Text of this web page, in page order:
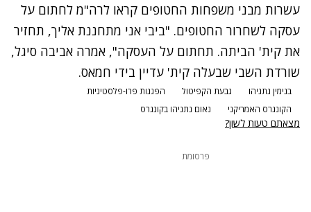
עשרות מבני משפחות החטופים קראו לרה"מ לחתום על
עסקה לשחרור החטופים. "ביבי אני מתחננת אליך, תחזיר
את קית' הביתה. תחתום על העסקה", אמרה אביבה סיגל,
שורדת השבי שבעלה קית' עדיין בידי חמאס.
נתקלנו בבעיה
נסה שוב
בנימין נתניהו גבעת הקפיטול
הפגנות פרו-פלסטיניות
הקונגרס האמריקני
נאום נתניהו בקונגרס
מצאתם טעות לשון?
פרסומת